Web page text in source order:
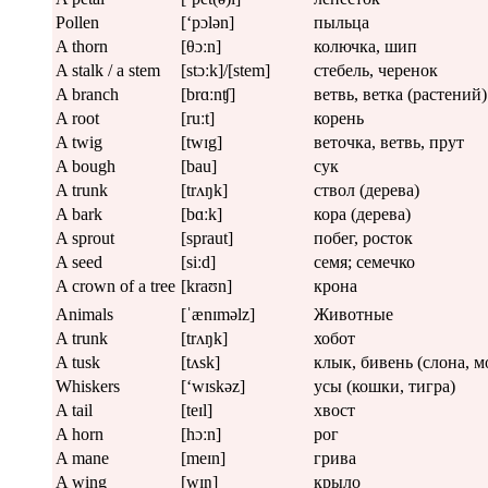
Pollen
[‘pɔlən]
пыльца
A thorn
[θɔːn]
колючка, шип
A stalk / a stem
[stɔːk]/[stem]
стебель, черенок
A branch
[brɑːnʧ]
ветвь, ветка (растений)
A root
[ruːt]
корень
A twig
[twɪg]
веточка, ветвь, прут
A bough
[bau]
сук
A trunk
[trʌŋk]
ствол (дерева)
A bark
[bɑːk]
кора (дерева)
A sprout
[spraut]
побег, росток
A seed
[siːd]
семя; семечко
A crown of a tree [kraʊn]
крона
Animals
[ˈænɪməlz]
Животные
A trunk
[trʌŋk]
хобот
A tusk
[tʌsk]
клык, бивень (слона,
Whiskers
[‘wɪskəz]
усы (кошки, тигра)
A tail
[teɪl]
хвост
A horn
[hɔːn]
рог
A mane
[meɪn]
грива
A wing
[wɪŋ]
крыло